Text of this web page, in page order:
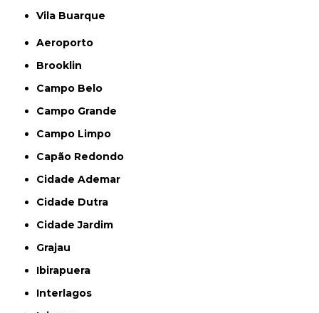
Vila Buarque
Aeroporto
Brooklin
Campo Belo
Campo Grande
Campo Limpo
Capão Redondo
Cidade Ademar
Cidade Dutra
Cidade Jardim
Grajau
Ibirapuera
Interlagos